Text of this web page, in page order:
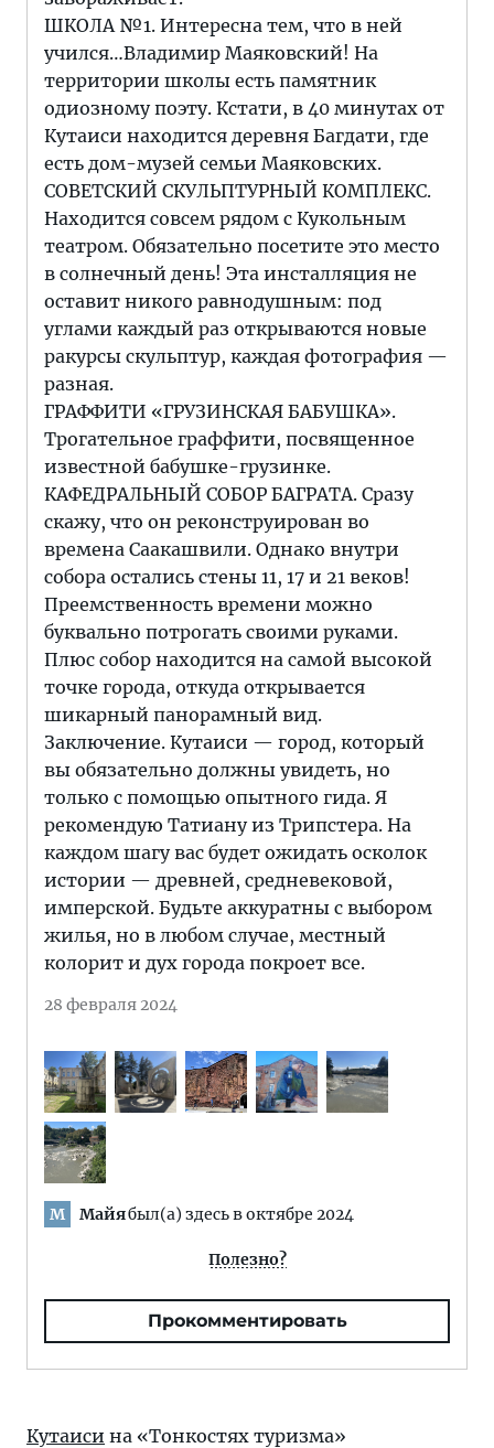
ШКОЛА №1. Интересна тем, что в ней
учился…Владимир Маяковский! На
территории школы есть памятник
одиозному поэту. Кстати, в 40 минутах от
Кутаиси находится деревня Багдати, где
есть дом-музей семьи Маяковских.
СОВЕТСКИЙ СКУЛЬПТУРНЫЙ КОМПЛЕКС.
Находится совсем рядом с Кукольным
театром. Обязательно посетите это место
в солнечный день! Эта инсталляция не
оставит никого равнодушным: под
углами каждый раз открываются новые
ракурсы скульптур, каждая фотография —
разная.
ГРАФФИТИ «ГРУЗИНСКАЯ БАБУШКА».
Трогательное граффити, посвященное
известной бабушке-грузинке.
КАФЕДРАЛЬНЫЙ СОБОР БАГРАТА. Сразу
скажу, что он реконструирован во
времена Саакашвили. Однако внутри
собора остались стены 11, 17 и 21 веков!
Преемственность времени можно
буквально потрогать своими руками.
Плюс собор находится на самой высокой
точке города, откуда открывается
шикарный панорамный вид.
Заключение. Кутаиси — город, который
вы обязательно должны увидеть, но
только с помощью опытного гида. Я
рекомендую Татиану из Трипстера. На
каждом шагу вас будет ожидать осколок
истории — древней, средневековой,
имперской. Будьте аккуратны с выбором
жилья, но в любом случае, местный
колорит и дух города покроет все.
28 февраля 2024
М Майябыл(а) здесь в октябре 2024
Полезно?
Прокомментировать
Кутаиси на «Тонкостях туризма»